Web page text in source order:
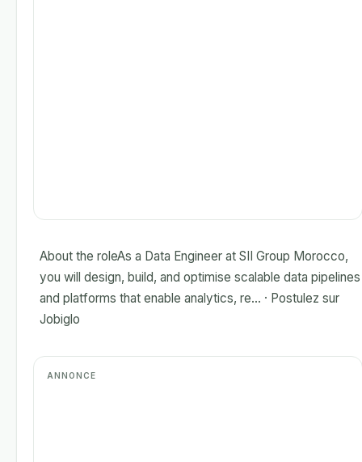
About the roleAs a Data Engineer at SII Group Morocco,
you will design, build, and optimise scalable data pipelines
and platforms that enable analytics, re... · Postulez sur
Jobiglo